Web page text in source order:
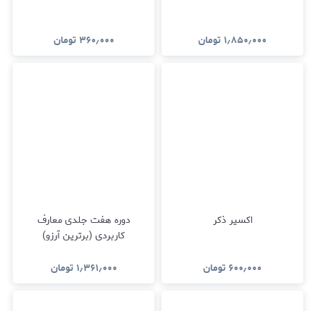
۱٫۸۵۰٫۰۰۰ تومان ۳۶۰٫۰۰۰ تومان
اکسیر ذکر
۶۰۰٫۰۰۰تومان
دوره هفت جلدی معارف
کاربردی (برترین آرزو)
۱٫۳۶۱٫۰۰۰ تومان